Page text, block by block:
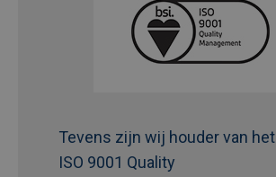
Tevens zijn wij houder van het
ISO 9001 Quality